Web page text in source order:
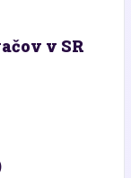
v SR